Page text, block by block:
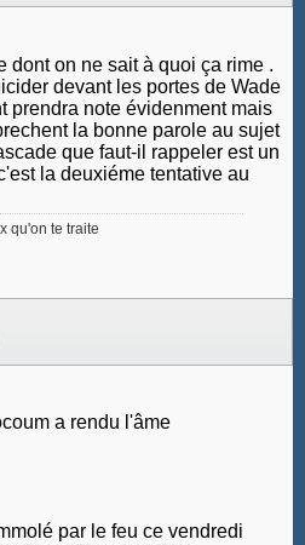
dont on ne sait à quoi ça rime .
devant les portes de Wade
prendra note évidenment mais
la bonne parole au sujet
que faut-il rappeler est un
la deuxiéme tentative au
qu'on te traite
a rendu l'âme
par le feu ce vendredi